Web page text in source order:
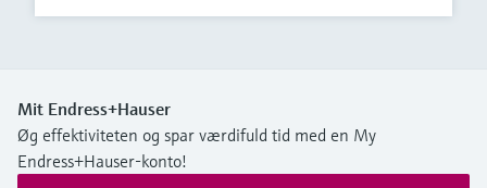
Mit Endress+Hauser
Øg effektiviteten og spar værdifuld tid med en My
Endress+Hauser-konto!